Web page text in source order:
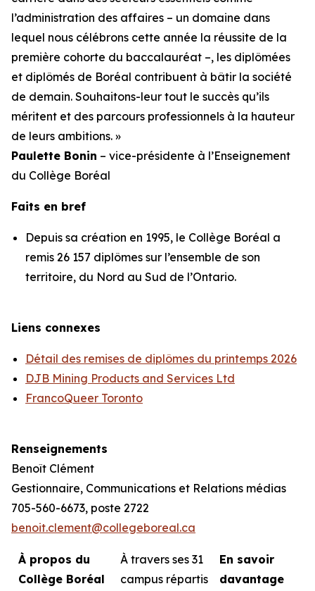
l’administration des affaires – un domaine dans
lequel nous célébrons cette année la réussite de la
première cohorte du baccalauréat –, les diplômées
et diplômés de Boréal contribuent à bâtir la société
de demain. Souhaitons-leur tout le succès qu’ils
méritent et des parcours professionnels à la hauteur
de leurs ambitions. »
Paulette Bonin – vice-présidente à l’Enseignement
du Collège Boréal
Faits en bref
Depuis sa création en 1995, le Collège Boréal a
remis 26 157 diplômes sur l’ensemble de son
territoire, du Nord au Sud de l’Ontario.
Liens connexes
Détail des remises de diplômes du printemps 2026
DJB Mining Products and Services Ltd
FrancoQueer Toronto
Renseignements
Benoît Clément
Gestionnaire, Communications et Relations médias
705-560-6673, poste 2722
benoit.clement@collegeboreal.ca
À propos du
Collège Boréal
À travers ses 31
campus répartis
En savoir
davantage